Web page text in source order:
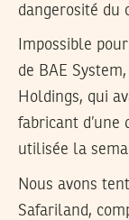
dangerosité du
Impossible
de BAE
Holdings, qui
fabricant d’une
utilisée la
Nous avons
Safariland,